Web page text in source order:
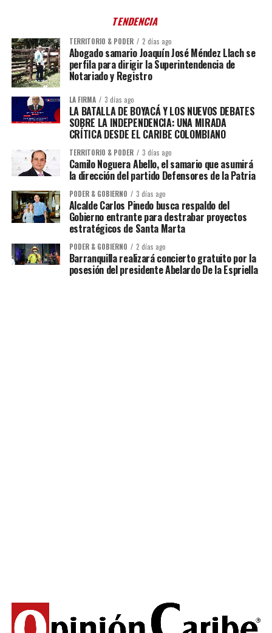
TENDENCIA
TERRITORIO & PODER 2 días ago
Abogado samario Joaquín José Méndez Llach se
perfila para dirigir la Superintendencia de
Notariado y Registro
LA FIRMA 3 días ago
LA BATALLA DE BOYACÁ Y LOS NUEVOS DEBATES
SOBRE LA INDEPENDENCIA: UNA MIRADA
CRÍTICA DESDE EL CARIBE COLOMBIANO
TERRITORIO & PODER 3 días ago
Camilo Noguera Abello, el samario que asumirá
la dirección del partido Defensores de la Patria
PODER & GOBIERNO 3 días ago
Alcalde Carlos Pinedo busca respaldo del
Gobierno entrante para destrabar proyectos
estratégicos de Santa Marta
PODER & GOBIERNO 2 días ago
Barranquilla realizará concierto gratuito por la
posesión del presidente Abelardo De la Espriella